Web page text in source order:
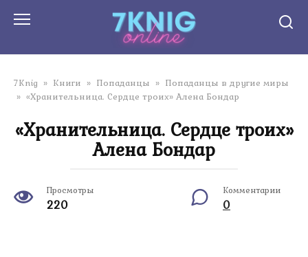
7Knig » Книги » Попаданцы » Попаданцы в другие миры
» «Хранительница. Сердце троих» Алена Бондар
«Хранительница. Сердце троих»
Алена Бондар
Просмотры
220
Комментарии
0